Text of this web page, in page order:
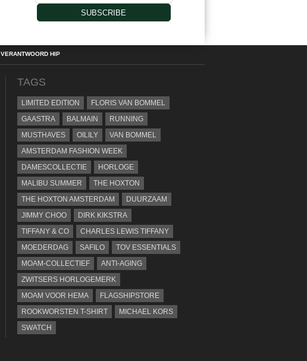
SUBSCRIBE
VERANTWOORD HIP
TAGS
LIMITED EDITION
FLORIS VAN BOMMEL
GAASTRA
BALMAIN
RUNNING
MUSTHAVES
OILILY
VAN BOMMEL
AMSTERDAM FASHION WEEK
DAMESCOLLECTIE
HORLOGE
MALIBU SUMMER
THE HOXTON
THE HOXTON AMSTERDAM
DUURZAAM
JIMMY CHOO
DIRK KIKSTRA
TIFFANY & CO
CHARLES LEWIS TIFFANY
MOEDERDAG
SAFILO
TOV ESSENTIALS
MOAM-COLLECTIEF
ANTI-AGING
ZWITSERS HORLOGEMERK
MOAM VOOR HEMA
FLAGSHIPSTORE
ROOKWORSTEN T-SHIRT
MICHAEL KORS
SWATCH